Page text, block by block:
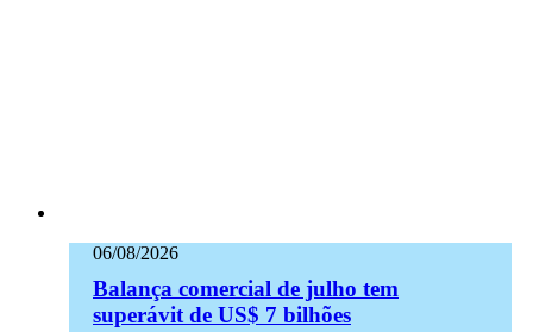
06/08/2026
Balança comercial de julho tem
superávit de US$ 7 bilhões